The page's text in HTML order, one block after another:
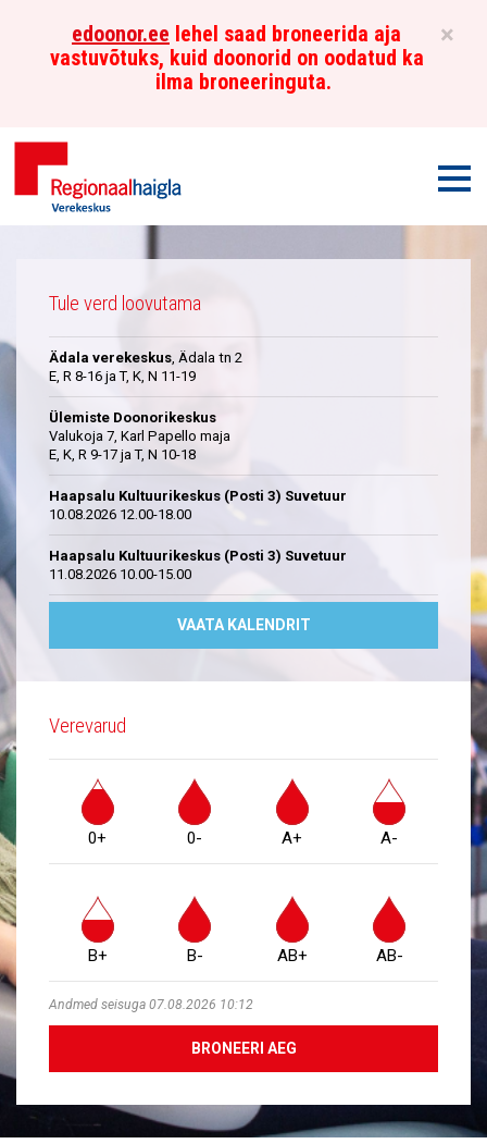
×
edoonor.ee lehel saad broneerida aja
vastuvõtuks, kuid doonorid on oodatud ka
ilma broneeringuta.
Eesti
Regionaalhaigla
Verekeskus
Tule verd loovutama
Ädala verekeskus , Ädala tn 2
E, R 8-16 ja T, K, N 11-19
Ülemiste Doonorikeskus
Valukoja 7, Karl Papello maja
E, K, R 9-17 ja T, N 10-18
Haapsalu Kultuurikeskus (Posti 3) Suvetuur
10.08.2026 12.00-18.00
Haapsalu Kultuurikeskus (Posti 3) Suvetuur
11.08.2026 10.00-15.00
VAATA KALENDRIT
Verevarud
0+ 0- A+ A-
B+ B- AB+ AB-
Andmed seisuga 07.08.2026 10:12
BRONEERI AEG